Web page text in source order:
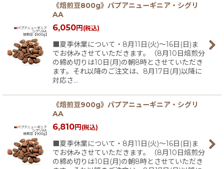
《焙煎豆800g》パプアニューギニア・シグリ
AA
6,050円(税込)
■夏季休業について・8月11日(火)〜16日(日)ま
でお休みさせていただきます。（8月10日焙煎分
の締め切りは10日(月)の朝8時とさせていただき
ます。それ以降のご注文は、8月17日(月)以降に
対応さ…
《焙煎豆900g》パプアニューギニア・シグリ
AA
6,810円(税込)
■夏季休業について・8月11日(火)〜16日(日)ま
でお休みさせていただきます。（8月10日焙煎分
の締め切りは10日(月)の朝8時とさせていただき